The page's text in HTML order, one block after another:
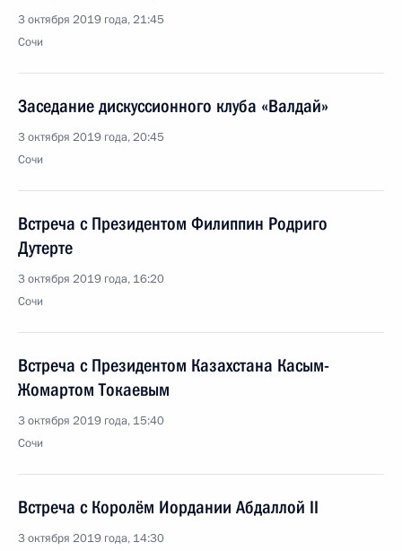
3 октября 2019 года, 21:45
Сочи
Заседание дискуссионного клуба «Валдай»
3 октября 2019 года, 20:45
Сочи
Встреча с Президентом Филиппин Родриго
Дутерте
3 октября 2019 года, 16:20
Сочи
Встреча с Президентом Казахстана Касым-
Жомартом Токаевым
3 октября 2019 года, 15:40
Сочи
Встреча с Королём Иордании Абдаллой II
3 октября 2019 года, 14:30